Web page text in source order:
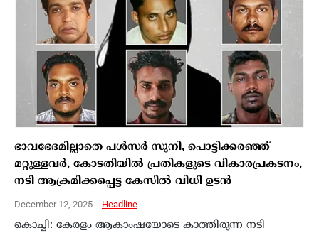
ഭാവഭേദമില്ലാതെ പൾസർ സുനി, പൊട്ടിക്കരഞ്ഞ്
മറ്റുള്ളവർ, കോടതിയിൽ പ്രതികളുടെ വികാരപ്രകടനം,
നടി ആക്രമിക്കപ്പെട്ട കേസിൽ വിധി ഉടൻ
December 12, 2025 Headline
കൊച്ചി: കേരളം ആകാംഷയോടെ കാത്തിരുന്ന നടി